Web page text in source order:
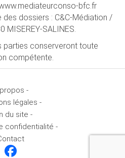
bfc.fr
dossiers : C&C-Médiation /
MISEREY-SALINES.
parties conserveront toute
compétente.
-
légales -
du site -
confidentialité -